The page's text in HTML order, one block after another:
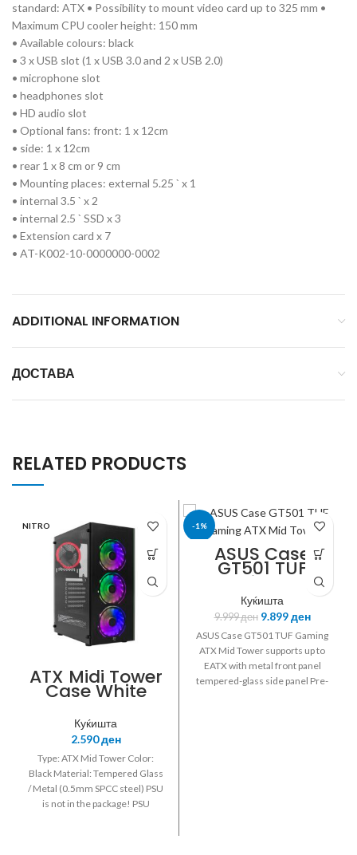
standard: ATX • Possibility to mount video card up to 325 mm •
Maximum CPU cooler height: 150 mm
• Available colours: black
• 3 x USB slot (1 x USB 3.0 and 2 x USB 2.0)
• microphone slot
• headphones slot
• HD audio slot
• Optional fans: front: 1 x 12cm
• side: 1 x 12cm
• rear 1 x 8 cm or 9 cm
• Mounting places: external 5.25 ` x 1
• internal 3.5 ` x 2
• internal 2.5 ` SSD x 3
• Extension card x 7
• AT-K002-10-0000000-0002
ADDITIONAL INFORMATION
ДОСТАВА
RELATED PRODUCTS
NITRO
ATX Midi Tower
Case White
Gaming Red
Led w/o PSU
Куќишта
2.590ден
Type: ATX Mid Tower Color:
Black Material: Tempered Glass
/ Metal (0.5mm SPCC steel) PSU
is not in the package! PSU
-1%
ASUS Case
GT501 TUF
Gaming ATX
Mid Tower
Куќишта
9.999ден 9.899ден
ASUS Case GT501 TUF Gaming
ATX Mid Tower supports up to
EATX with metal front panel
tempered-glass side panel Pre-